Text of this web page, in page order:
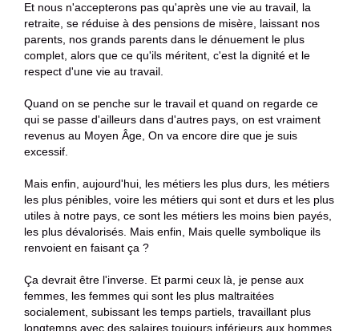
Et nous n'accepterons pas qu'après une vie au travail, la
retraite, se réduise à des pensions de misère, laissant nos
parents, nos grands parents dans le dénuement le plus
complet, alors que ce qu'ils méritent, c'est la dignité et le
respect d'une vie au travail.
Quand on se penche sur le travail et quand on regarde ce
qui se passe d'ailleurs dans d'autres pays, on est vraiment
revenus au Moyen Âge, On va encore dire que je suis
excessif.
Mais enfin, aujourd'hui, les métiers les plus durs, les métiers
les plus pénibles, voire les métiers qui sont et durs et les plus
utiles à notre pays, ce sont les métiers les moins bien payés,
les plus dévalorisés. Mais enfin, Mais quelle symbolique ils
renvoient en faisant ça ?
Ça devrait être l'inverse. Et parmi ceux là, je pense aux
femmes, les femmes qui sont les plus maltraitées
socialement, subissant les temps partiels, travaillant plus
longtemps avec des salaires toujours inférieurs aux hommes